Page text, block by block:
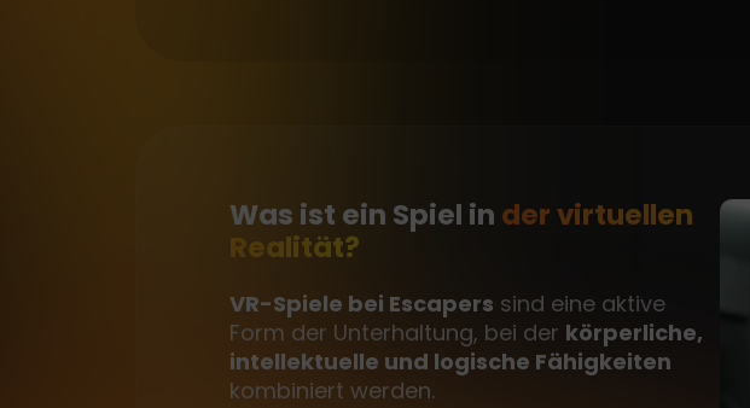
Was ist ein Spiel in der virtuellen
Realität?
VR-Spiele bei Escapers sind eine aktive
Form der Unterhaltung, bei der körperliche,
intellektuelle und logische Fähigkeiten
kombiniert werden.